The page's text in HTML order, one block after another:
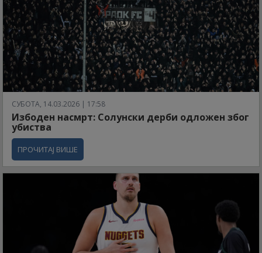
СУБОТА, 14.03.2026 | 17:58
Избоден насмрт: Солунски дерби одложен због
убиства
ПРОЧИТАЈ ВИШЕ